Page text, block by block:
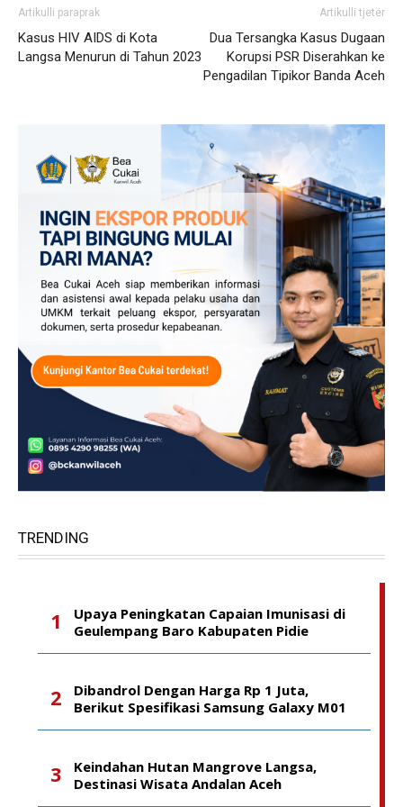
Artikulli paraprak
Kasus HIV AIDS di Kota
Langsa Menurun di Tahun 2023
Artikulli tjetër
Dua Tersangka Kasus Dugaan
Korupsi PSR Diserahkan ke
Pengadilan Tipikor Banda Aceh
TRENDING
Upaya Peningkatan Capaian Imunisasi di
Geulempang Baro Kabupaten Pidie
Dibandrol Dengan Harga Rp 1 Juta,
Berikut Spesifikasi Samsung Galaxy M01
Keindahan Hutan Mangrove Langsa,
Destinasi Wisata Andalan Aceh